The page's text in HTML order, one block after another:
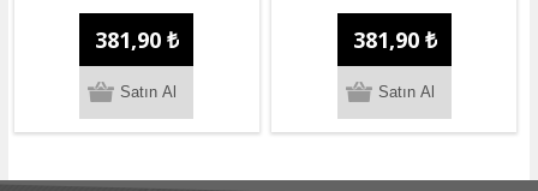
381,90 ₺ 381,90 ₺